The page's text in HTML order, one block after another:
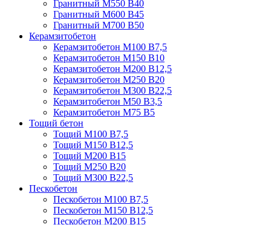
Гранитный М550 В40
Гранитный М600 В45
Гранитный М700 В50
Керамзитобетон
Керамзитобетон М100 В7,5
Керамзитобетон М150 В10
Керамзитобетон М200 В12,5
Керамзитобетон М250 В20
Керамзитобетон М300 В22,5
Керамзитобетон М50 В3,5
Керамзитобетон М75 В5
Тощий бетон
Тощий М100 В7,5
Тощий М150 В12,5
Тощий М200 В15
Тощий М250 В20
Тощий М300 В22,5
Пескобетон
Пескобетон М100 В7,5
Пескобетон М150 В12,5
Пескобетон М200 В15